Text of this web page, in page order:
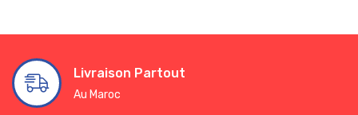
Livraison Partout
Au Maroc